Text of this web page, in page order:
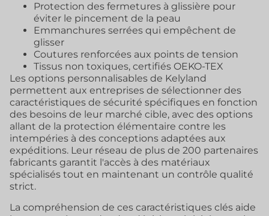
Protection des fermetures à glissière pour
éviter le pincement de la peau
Emmanchures serrées qui empêchent de
glisser
Coutures renforcées aux points de tension
Tissus non toxiques, certifiés OEKO-TEX
Les options personnalisables de Kelyland
permettent aux entreprises de sélectionner des
caractéristiques de sécurité spécifiques en fonction
des besoins de leur marché cible, avec des options
allant de la protection élémentaire contre les
intempéries à des conceptions adaptées aux
expéditions. Leur réseau de plus de 200 partenaires
fabricants garantit l'accès à des matériaux
spécialisés tout en maintenant un contrôle qualité
strict.
La compréhension de ces caractéristiques clés aide